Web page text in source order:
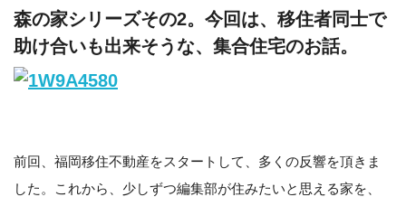
森の家シリーズその2。今回は、移住者同士で
助け合いも出来そうな、集合住宅のお話。
前回、福岡移住不動産をスタートして、多くの反響を頂きま
した。これから、少しずつ編集部が住みたいと思える家を、